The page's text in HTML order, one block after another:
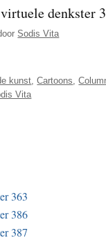
denkster
Sodis Vita
kunst ,Cartoons ,
Vita
363
386
387